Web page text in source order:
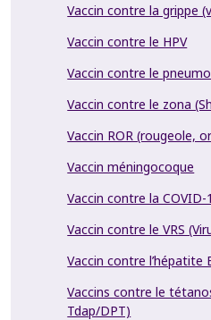
Vaccin contre la grippe
Vaccin contre le HPV
Vaccin contre le
Vaccin contre le zona
Vaccin ROR (rougeole,
Vaccin méningocoque
Vaccin contre la COVID-
Vaccin contre le VRS
Vaccin contre l’hépatite
Vaccins contre le
Tdap/DPT)